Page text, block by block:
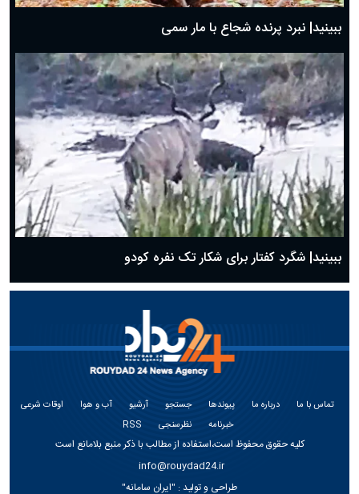
ببینید| نبرد پرنده شجاع با مار سمی
ببینید| شگرد کفتار برای شکار تک نفره کودو
تماس با ما درباره ما پیوندها جستجو آرشیو آب و هوا
اوقات شرعی
خبرنامه
نظرسنجی RSS
کلیه حقوق محفوظ است،استفاده از مطالب با ذکر منبع بلامانع است
info@rouydad24.ir
طراحی و تولید : "ایران سامانه"